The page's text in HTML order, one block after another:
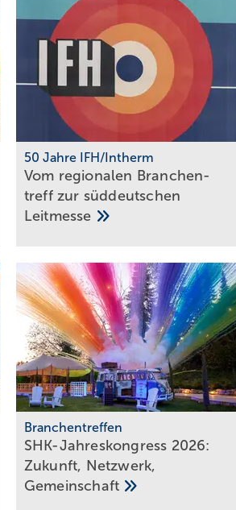
50 Jahre IFH/Intherm
Vom regionalen Bran­chen­
treff zur süd­deut­schen
Leit­messe
Branchentreffen
SHK-Jahreskongress 2026:
Zu­kunft, Netz­werk,
Gemeinschaft